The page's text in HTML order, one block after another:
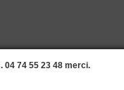
04 74 55 23 48 merci.